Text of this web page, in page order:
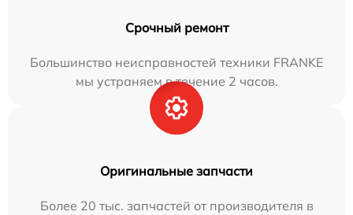
Срочный ремонт
Большинство неисправностей техники FRANKE
мы устраняем в течение 2 часов.
Оригинальные запчасти
Более 20 тыс. запчастей от производителя в